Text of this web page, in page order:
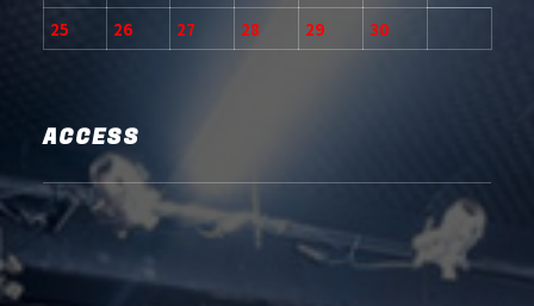
25
26 27 28 29 30
ACCESS